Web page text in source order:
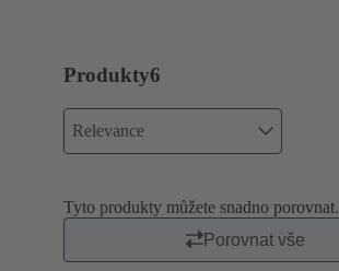
Produkty6
Relevance
Tyto produkty můžete snadno porovnat.
Porovnat vše